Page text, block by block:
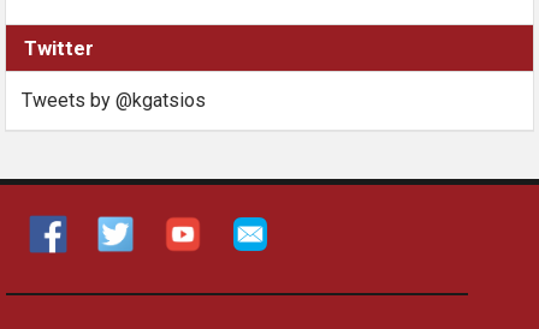
Twitter
Tweets by @kgatsios